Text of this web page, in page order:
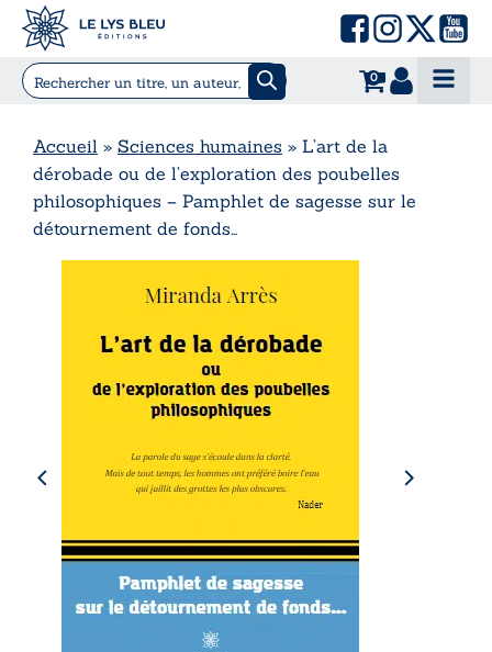
0
Accueil » Sciences humaines » L’art de la
dérobade ou de l’exploration des poubelles
philosophiques – Pamphlet de sagesse sur le
détournement de fonds…